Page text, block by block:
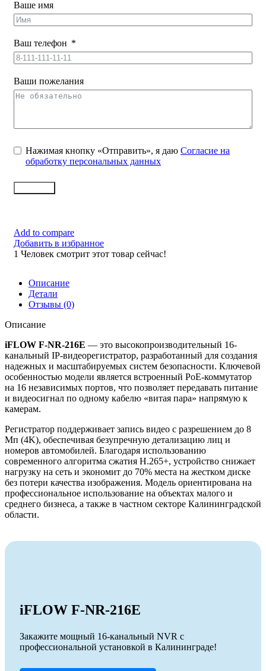
Ваше имя
Ваш телефон
Ваши пожелания
Нажимая кнопку «Отправить», я даю Согласие на
обработку персональных данных
Add to compare
Добавить в избранное
1 Человек смотрит этот товар сейчас!
Описание
Детали
Отзывы (0)
Описание
iFLOW F-NR-216E — это высокопроизводительный 16-
канальный IP-видеорегистратор, разработанный для создания
надежных и масштабируемых систем безопасности. Ключевой
особенностью модели является встроенный PoE-коммутатор
на 16 независимых портов, что позволяет передавать питание
и видеосигнал по одному кабелю «витая пара» напрямую к
камерам.
Регистратор поддерживает запись видео с разрешением до 8
Мп (4K), обеспечивая безупречную детализацию лиц и
номеров автомобилей. Благодаря использованию
современного алгоритма сжатия H.265+, устройство снижает
нагрузку на сеть и экономит до 70% места на жестком диске
без потери качества изображения. Модель ориентирована на
профессиональное использование на объектах малого и
среднего бизнеса, а также в частном секторе Калининградской
области.
iFLOW F-NR-216E
Закажите мощный 16-канальный NVR с
профессиональной установкой в Калининграде!